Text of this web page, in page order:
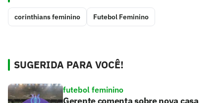
corinthians feminino Futebol Feminino
SUGERIDA PARA VOCÊ!
futebol feminino